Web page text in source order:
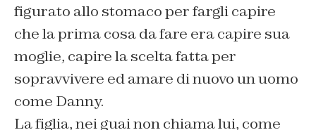
figurato allo stomaco per fargli capire
che la prima cosa da fare era capire sua
moglie, capire la scelta fatta per
sopravvivere ed amare di nuovo un uomo
come Danny.
La figlia, nei guai non chiama lui, come